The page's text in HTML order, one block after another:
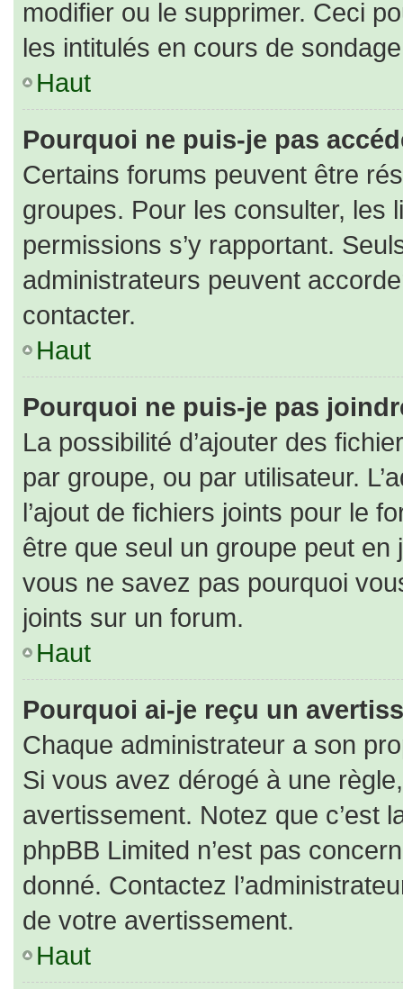
modifier ou le supprimer. Ceci
les intitulés en cours de
Haut
Pourquoi ne puis-je pas
Certains forums peuvent être
groupes. Pour les consulter, les
permissions s’y rapportant.
administrateurs peuvent
contacter.
Haut
Pourquoi ne puis-je pas
La possibilité d’ajouter des
par groupe, ou par utilisateur.
l’ajout de fichiers joints pour le
être que seul un groupe peut en
vous ne savez pas pourquoi
joints sur un forum.
Haut
Pourquoi ai-je reçu un
Chaque administrateur a son
Si vous avez dérogé à une
avertissement. Notez que c’est
phpBB Limited n’est pas
donné. Contactez
de votre avertissement.
Haut